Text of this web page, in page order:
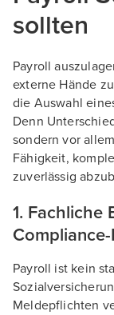
sollten
Payroll
externe Hände
die Auswahl
Denn
sondern vor
Fähigkeit,
zuverlässig
1. Fachliche
Payroll ist kein
Meldepflichten